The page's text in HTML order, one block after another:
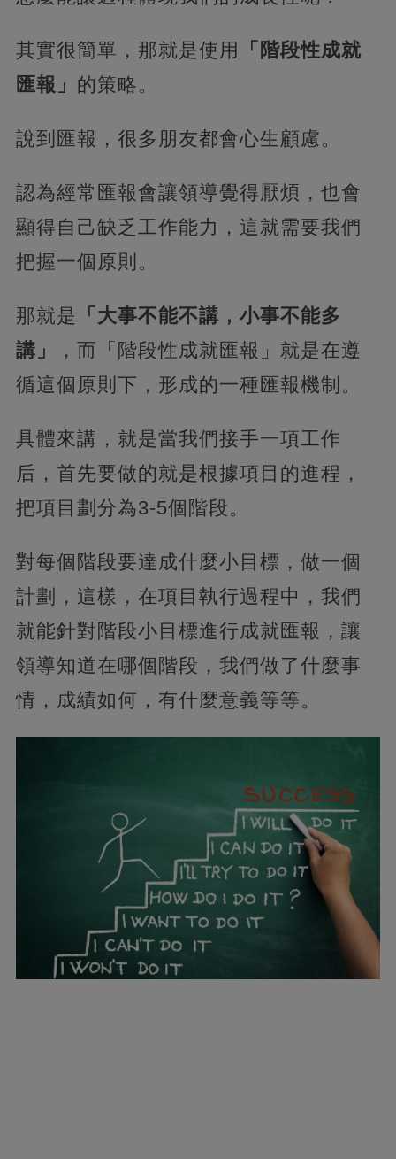
其實很簡單，那就是使用
「階段性成就
匯報」 的策略。
說到匯報，很多朋友都會心生顧慮。
認為經常匯報會讓領導覺得厭煩，也會
顯得自己缺乏工作能力，這就需要我們
把握一個原則。
那就是
「大事不能不講，小事不能多
講」
，而「階段性成就匯報」就是在遵
循這個原則下，形成的一種匯報機制。
具體來講，就是當我們接手一項工作
后，首先要做的就是根據項目的進程，
把項目劃分為3-5個階段。
對每個階段要達成什麼小目標，做一個
計劃，這樣，在項目執行過程中，我們
就能針對階段小目標進行成就匯報，讓
領導知道在哪個階段，我們做了什麼事
情，成績如何，有什麼意義等等。